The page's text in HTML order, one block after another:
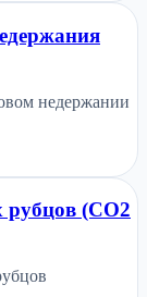
недержании
(CO2